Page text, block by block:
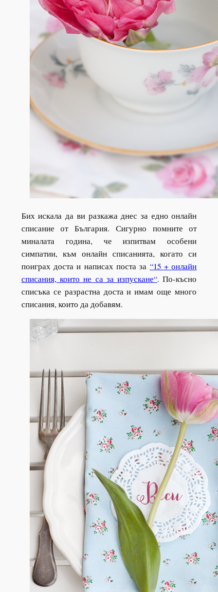
Бих искала да ви разкажа днес за едно онлайн
списание от България. Сигурно помните от
миналата година, че изпитвам особени
симпатии, към онлайн списанията, когато си
поиграх доста и написах поста за “15 + онлайн
списания, които не са за изпускане“. По-късно
списъка се разрастна доста и имам още много
списания, които да добавям.